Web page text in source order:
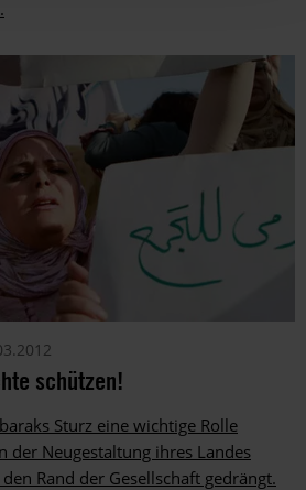
schützen!
Sturz eine wichtige Rolle
der Neugestaltung ihres Landes
Rand der Gesellschaft gedrängt.